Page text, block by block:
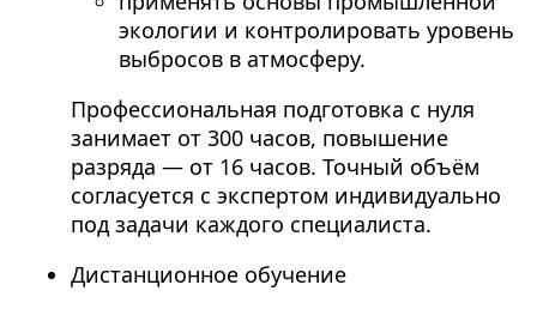
экологии и контролировать уровень
выбросов в атмосферу.
Профессиональная подготовка с нуля
занимает от 300 часов, повышение
разряда — от 16 часов. Точный объём
согласуется с экспертом индивидуально
под задачи каждого специалиста.
Дистанционное обучение